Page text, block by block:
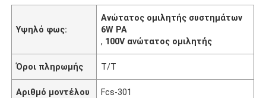
Υψηλό φως:
Ανώτατος ομιλητής συστημάτων
6W PA
, 100V ανώτατος ομιλητής
Όροι πληρωμής T/T
Αριθμό μοντέλου Fcs-301